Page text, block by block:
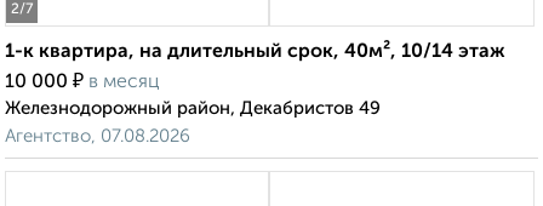
2/7
1-к квартира, на длительный срок, 40м², 10/14 этаж
10 000 ₽ в месяц
Железнодорожный район, Декабристов 49
Агентство, 07.08.2026